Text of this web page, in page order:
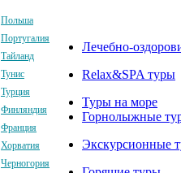
Польша
Португалия
Тайланд
Тунис
Турция
Финляндия
Франция
Хорватия
Черногория
Лечебно-
Relax&SPA туры
Туры на море
Горнолыжные
Экскурсионные